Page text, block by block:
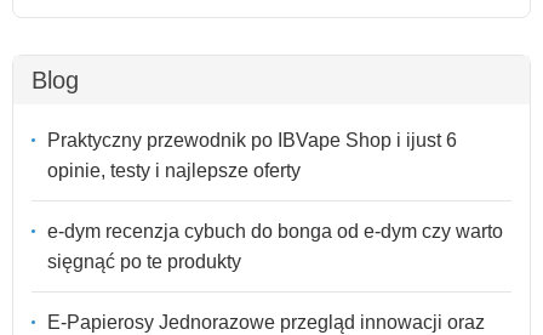
Blog
Praktyczny przewodnik po IBVape Shop i ijust 6
opinie, testy i najlepsze oferty
e-dym recenzja cybuch do bonga od e-dym czy warto
sięgnąć po te produkty
E-Papierosy Jednorazowe przegląd innowacji oraz